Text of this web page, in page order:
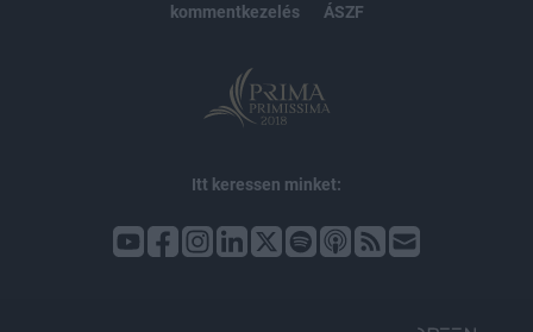
kommentkezelés
ÁSZF
Itt keressen minket: